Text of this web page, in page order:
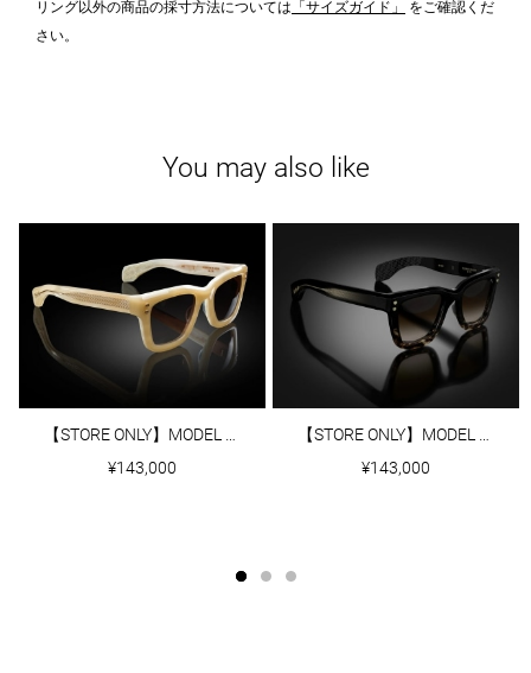
リング以外の商品の採寸方法については 「サイズガイド」
をご確認くだ
さい。
You may also like
¥143,000
¥143,000